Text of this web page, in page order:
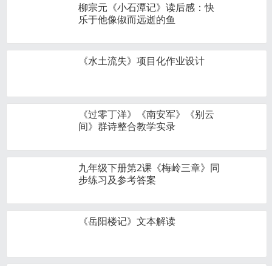
柳宗元《小石潭记》读后感：快
乐于他像俶而远逝的鱼
《水土流失》项目化作业设计
《过零丁洋》《南安军》《别云
间》群诗整合教学实录
九年级下册第2课《梅岭三章》同
步练习及参考答案
《岳阳楼记》文本解读